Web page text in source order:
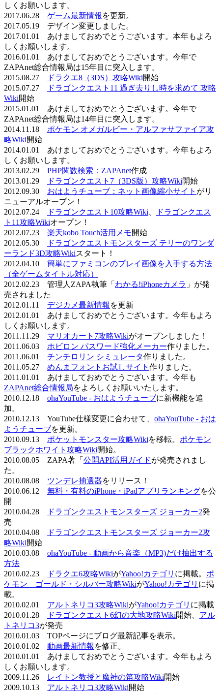
しくお願いします。
2017.06.28 ゲーム最新情報 を更新。
2017.05.19 デザイン変更しました。
2017.01.01 あけましておめでとうございます。本年もよろ
しくお願いします。
2016.01.01 あけましておめでとうございます。今年で
ZAPAnet総合情報局は15年目に突入します。
2015.08.27
ドラクエ8（3DS）攻略Wiki開始
2015.07.27
ドラゴンクエスト11 過ぎ去りし時を求めて 攻略
Wiki開始
2015.01.01 あけましておめでとうございます。今年で
ZAPAnet総合情報局は14年目に突入します。
2014.11.18 ポケモン オメガルビー・アルファサファイア攻
略Wiki開始
2014.01.01 あけましておめでとうございます。今年もよろ
しくお願いします。
2013.02.29 PHP関数検索：ZAPAnet作成
2013.01.29
ドラゴンクエスト7（3DS版）攻略Wiki開始
2012.09.30 おはようチューブ：ネット画像縮小サイト がリ
ニューアルオープン！
2012.07.24
ドラゴンクエスト10攻略Wiki
ドラゴンクエス
ト11攻略Wikiオープン！
2012.07.23 楽天kobo Touch活用メモ開始
2012.05.30
ドラゴンクエストモンスターズ テリーのワンダ
ーランド3D攻略Wikiスタート！
2012.04.10 簡単にファミコンのプレイ画像を入手する方法
（全ゲームタイトル対応）
2012.02.23 管理人ZAPA執筆「 わかる!iPhoneカメラ 」が発
売されました
2012.01.11 デジカメ最新情報 を更新
2012.01.01 あけましておめでとうございます。今年もよろ
しくお願いします。
2011.11.29 マリオカート7攻略Wikiがオープンしました！
2011.06.03 ホビロン パスワード強化メーカー作りました。
2011.06.01 チンチロリン シミュレータ作りました。
2011.05.27 めんまフォントお試しサイト 作りました。
2011.01.01 あけましておめでとうございます。今年も
ZAPAnet総合情報局をよろしくお願いいたします。
2010.12.18 ohaYouTube - おはようチューブに新機能を追
加。
2010.12.13 YouTube仕様変更に合わせて、 ohaYouTube - おは
ようチューブを更新。
2010.09.13 ポケットモンスター攻略Wikiを移転。 ポケモン
ブラックホワイト攻略Wiki開始。
2010.08.05 ZAPA著「 公開API活用ガイドが発売されまし
た。
2010.08.08 ツンデレ抽選器をリリース！
2010.06.12 無料・有料のiPhone・iPadアプリランキングを公
開
2010.04.28
ドラゴンクエストモンスターズ ジョーカー2発
売
2010.04.08
ドラゴンクエストモンスターズ ジョーカー2攻
略Wiki開始
2010.03.08 ohaYouTube - 動画から音楽（MP3)だけ抽出する
方法
2010.02.23
ドラクエ6攻略WikiがYahoo!カテゴリ に掲載。 ポ
ケモン ゴールド・シルバー攻略WikiがYahoo!カテゴリ に掲
載。
2010.02.01 アルトネリコ3攻略WikiがYahoo!カテゴリ に掲載
2010.01.28
ドラゴンクエスト6幻の大地攻略Wiki開始、 アル
トネリコ3が発売
2010.01.03 TOPページにブログ最新記事を表示。
2010.01.02 動画最新情報 を修正。
2010.01.01 あけましておめでとうございます。今年もよろ
しくお願いします。
2009.11.26
レイトン教授と魔神の笛攻略Wiki開始
2009.10.13 アルトネリコ3攻略Wiki開始